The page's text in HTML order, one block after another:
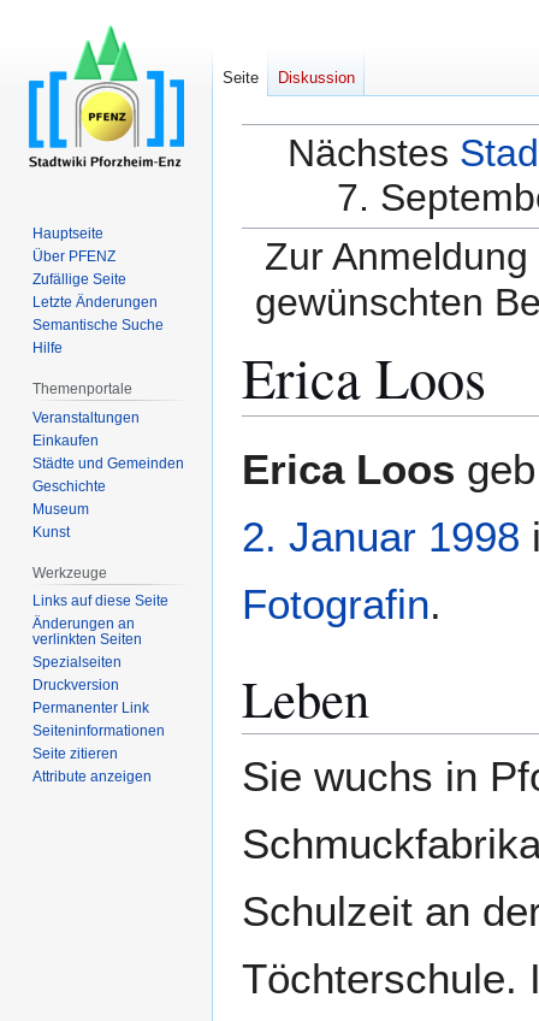
Nächstes
7.
Zur
gewünschten
Erica Loos
Navigation
Suche
Erica Loos
2. Januar 1998
Fotografin.
Leben
Sie wuchs in
Schulzeit an
Töchterschule.
Seite Diskussion
Hauptseite
Über PFENZ
Zufällige Seite
Letzte Änderungen
Semantische Suche
Hilfe
Themenportale
Veranstaltungen
Einkaufen
Städte und Gemeinden
Geschichte
Museum
Kunst
Werkzeuge
Links auf diese Seite
Änderungen an
verlinkten Seiten
Spezialseiten
Druckversion
Permanenter Link
Seiten­­informationen
Seite zitieren
Attribute anzeigen